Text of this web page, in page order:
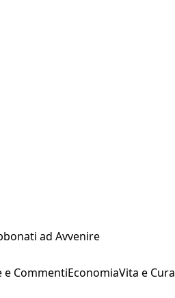
ad Avvenire
e CommentiEconomiaVita e Cura